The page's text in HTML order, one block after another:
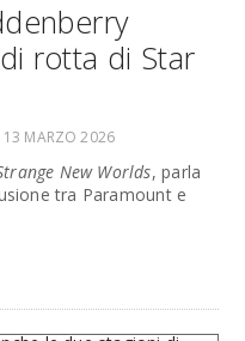
rotta di Star
13 MARZO 2026
New Worlds, parla
tra Paramount e